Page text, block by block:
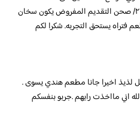
مسالا ١/الدجاج داخل الصحن قليل . ٢/ صحن التقديم المفروض يكون سخان
فتراه يستحق التجربه. شكرا لكم
لذيذ اخيرا جانا مطعم هندي يسوى .
اني مااخذت رايهم .جربو بنفسكم